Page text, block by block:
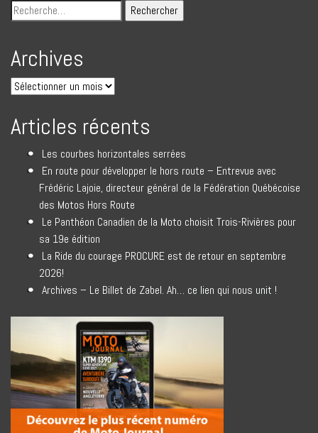
Archives
Articles récents
Les courbes horizontales serrées
En route pour développer le hors route – Entrevue avec
Frédéric Lajoie, directeur général de la Fédération Québécoise
des Motos Hors Route
Le Panthéon Canadien de la Moto choisit Trois-Rivières pour
sa 19e édition
La Ride du courage PROCURE est de retour en septembre
2026!
Archives – Le Billet de Zabel. Ah… ce lien qui nous unit !